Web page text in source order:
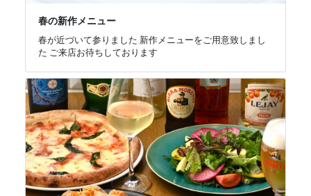
春の新作メニュー
春が近づいて参りました 新作メニューをご用意致しまし
た ご来店お待ちしております